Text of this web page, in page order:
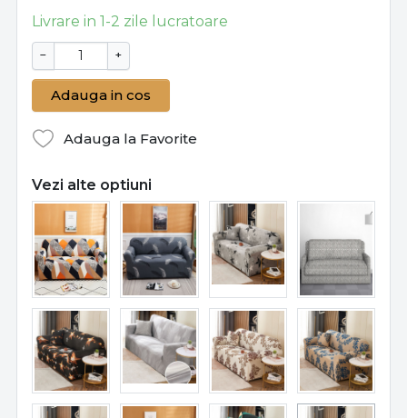
Livrare in 1-2 zile lucratoare
− +
Adauga in cos
Adauga la Favorite
Vezi alte optiuni